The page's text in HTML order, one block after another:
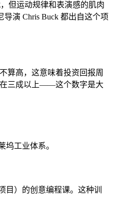
但运动规律和表演感的肌肉
演 Chris Buck 都出自这个项
算高，这意味着投资回报周
在三成以上——这个数字是大
坞工业体系。
目）的创意编程课。这种训